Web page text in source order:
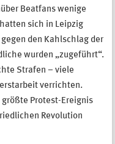
Beatfans wenige
sich in Leipzig
den Kahlschlag der
wurden „zugeführt“.
Strafen – viele
verrichten.
größte Protest-Ereignis
Revolution